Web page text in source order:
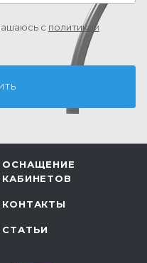
c политикой
ОСНАЩЕНИЕ
КАБИНЕТОВ
КОНТАКТЫ
СТАТЬИ